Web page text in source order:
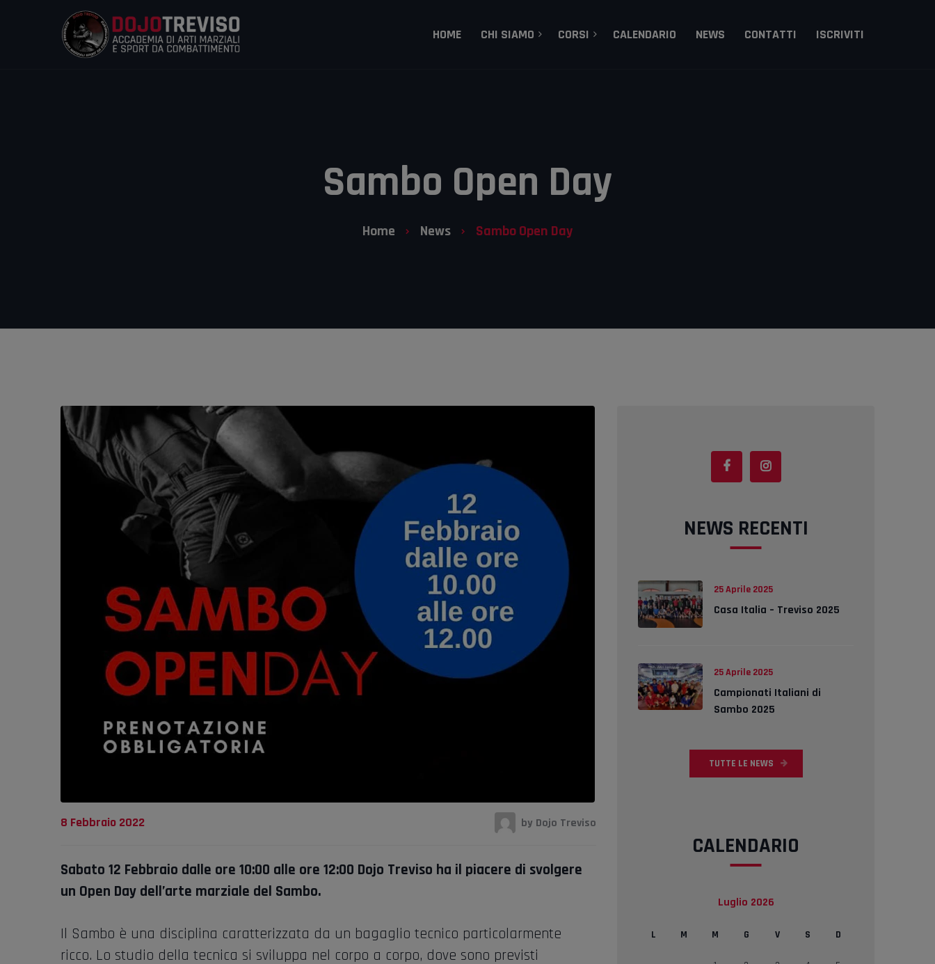
HOME CHI SIAMO CORSI
Aikido
Sambo
CALENDARIO NEWS CONTATTI ISCRIVITI
Sambo Open Day
Home News Sambo Open Day
8 Febbraio 2022 by Dojo Treviso
Sabato 12 Febbraio dalle ore 10:00 alle ore 12:00 Dojo Treviso ha il piacere di svolgere
un Open Day dell’arte marziale del Sambo.
Il Sambo è una disciplina caratterizzata da un bagaglio tecnico particolarmente
ricco. Lo studio della tecnica si sviluppa nel corpo a corpo, dove sono previsti
NEWS RECENTI
25 Aprile 2025
Casa Italia – Treviso 2025
25 Aprile 2025
Campionati Italiani di
Sambo 2025
TUTTE LE NEWS
CALENDARIO
Luglio 2026
L M M G V S D